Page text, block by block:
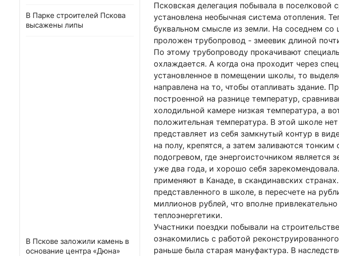
В Парке строителей Пскова
высажены липы
В Пскове заложили камень в
основание центра «Дюна»
Псковская делегация побывала в поселковой
установлена необычная система отопления.
буквальном смысле из земли. На соседнем со
проложен трубопровод - змеевик длиной
По этому трубопроводу прокачивают
охлаждается. А когда она проходит через
установленное в помещении школы, то
направлена на то, чтобы отапливать здание.
построенной на разнице температур,
холодильной камере низкая температура, а
положительная температура. В этой школе
представляет из себя замкнутый контур в
на полу, крепятся, а затем заливаются
подогревом, где энергоисточником является
уже два года, и хорошо себя
применяют в Канаде, в скандинавских
представленного в школе, в пересчете на
миллионов рублей, что вполне
теплоэнергетики.
Участники поездки побывали на
ознакомились с работой
раньше была старая мануфактура. В